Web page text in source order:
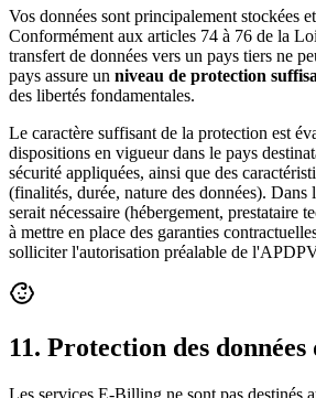
Vos données sont principalement stockées
Conformément aux articles 74 à 76 de la
transfert de données vers un pays tiers ne
pays assure un niveau de protection
des libertés fondamentales.
Le caractère suffisant de la protection est
dispositions en vigueur dans le pays
sécurité appliquées, ainsi que des
(finalités, durée, nature des données). Dans
serait nécessaire (hébergement, prestataire
à mettre en place des garanties
solliciter l'autorisation préalable de
11. Protection des
Les services E-Billing ne sont pas destinés